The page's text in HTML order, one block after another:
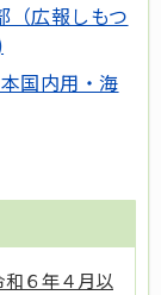
（広報しもつ
国内用・海
６年４月以